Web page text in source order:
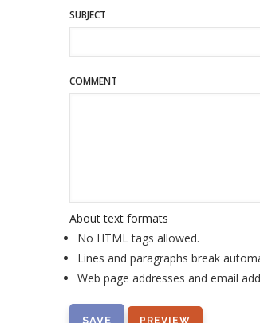
SUBJECT
COMMENT
About text formats
No HTML tags allowed.
Lines and paragraphs break
Web page addresses and email